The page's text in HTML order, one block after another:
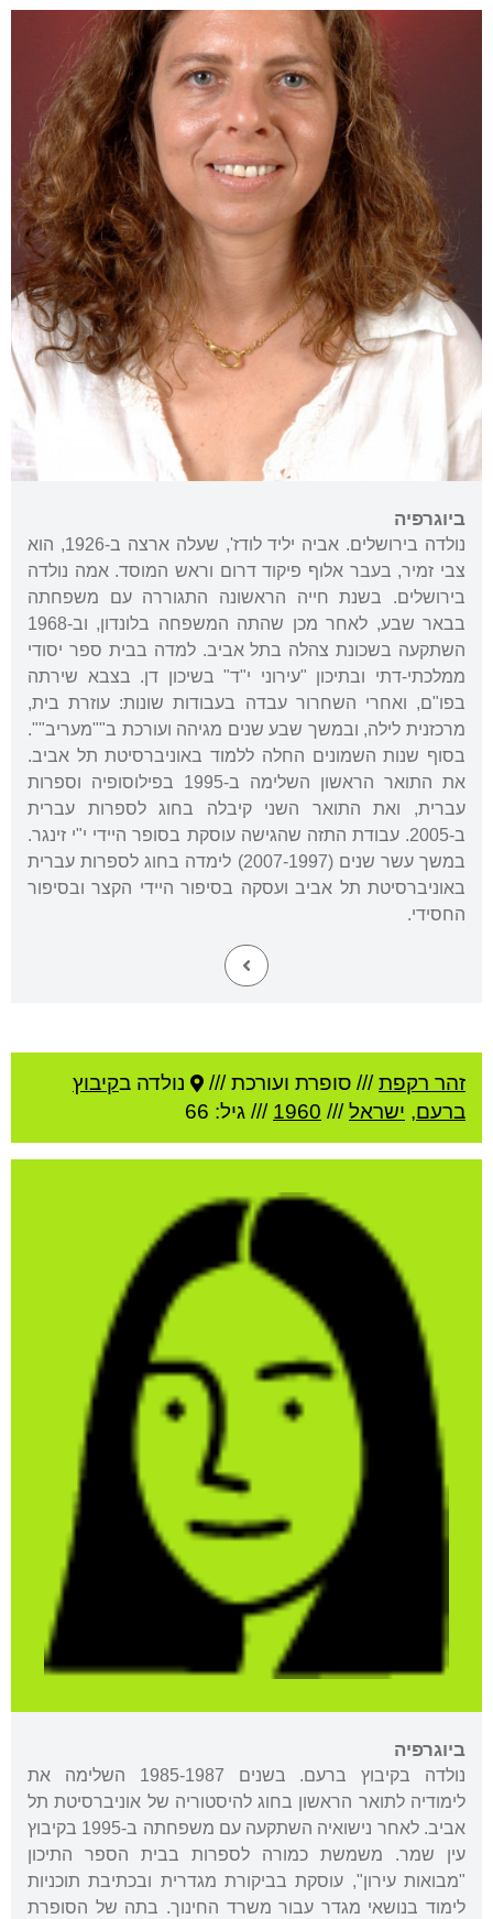
ביוגרפיה
נולדה בירושלים. אביה יליד לודז', שעלה ארצה ב-1926, הוא
צבי זמיר, בעבר אלוף פיקוד דרום וראש המוסד. אמה נולדה
בירושלים. בשנת חייה הראשונה התגוררה עם משפחתה
בבאר שבע, לאחר מכן שהתה המשפחה בלונדון, וב-1968
השתקעה בשכונת צהלה בתל אביב. למדה בבית ספר יסודי
ממלכתי-דתי ובתיכון "עירוני י"ד" בשיכון דן. בצבא שירתה
בפו"ם, ואחרי השחרור עבדה בעבודות שונות: עוזרת בית,
מרכזנית לילה, ובמשך שבע שנים מגיהה ועורכת ב""מעריב"".
בסוף שנות השמונים החלה ללמוד באוניברסיטת תל אביב.
את התואר הראשון השלימה ב-1995 בפילוסופיה וספרות
עברית, ואת התואר השני קיבלה בחוג לספרות עברית
ב-2005. עבודת התזה שהגישה עוסקת בסופר היידי י"י זינגר.
במשך עשר שנים (2007-1997) לימדה בחוג לספרות עברית
באוניברסיטת תל אביב ועסקה בסיפור היידי הקצר ובסיפור
החסידי.
זהר רקפת/// סופרת ועורכת /// נולדה בקיבוץ
ברעם, ישראל///
1960 /// גיל: 66
ביוגרפיה
נולדה בקיבוץ ברעם. בשנים 1985-1987 השלימה את
לימודיה לתואר הראשון בחוג להיסטוריה של אוניברסיטת תל
אביב. לאחר נישואיה השתקעה עם משפחתה ב-1995 בקיבוץ
עין שמר. משמשת כמורה לספרות בבית הספר התיכון
"מבואות עירון", עוסקת בביקורת מגדרית ובכתיבת תוכניות
לימוד בנושאי מגדר עבור משרד החינוך. בתה של הסופרת